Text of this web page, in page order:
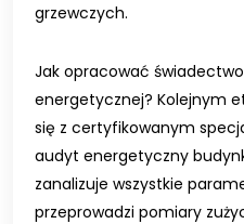
grzewczych.
Jak opracować
energetycznej? Kolejnym
się z certyfikowanym
audyt energetyczny
zanalizuje wszystkie
przeprowadzi pomiary